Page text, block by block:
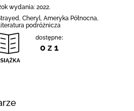
wydania: 2022.
Cheryl, Ameryka Północna,
podróżnicza
dostępne:
0 z 1